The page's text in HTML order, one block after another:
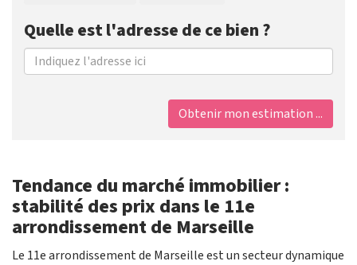
Quelle est l'adresse de ce bien ?
Obtenir mon estimation ...
Tendance du marché immobilier :
stabilité des prix dans le 11e
arrondissement de Marseille
Le 11e arrondissement de Marseille est un secteur dynamique